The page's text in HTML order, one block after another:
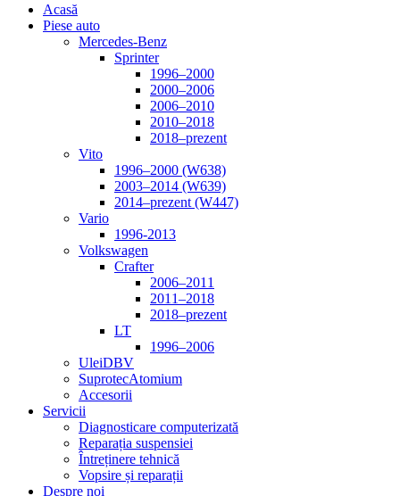
Acasă
Piese auto
Mercedes-Benz
Sprinter
1996–2000
2000–2006
2006–2010
2010–2018
2018–prezent
Vito
1996–2000 (W638)
2003–2014 (W639)
2014–prezent (W447)
Vario
1996-2013
Volkswagen
Crafter
2006–2011
2011–2018
2018–prezent
LT
1996–2006
UleiDBV
SuprotecAtomium
Accesorii
Servicii
Diagnosticare computerizată
Reparația suspensiei
Întreținere tehnică
Vopsire și reparații
Despre noi